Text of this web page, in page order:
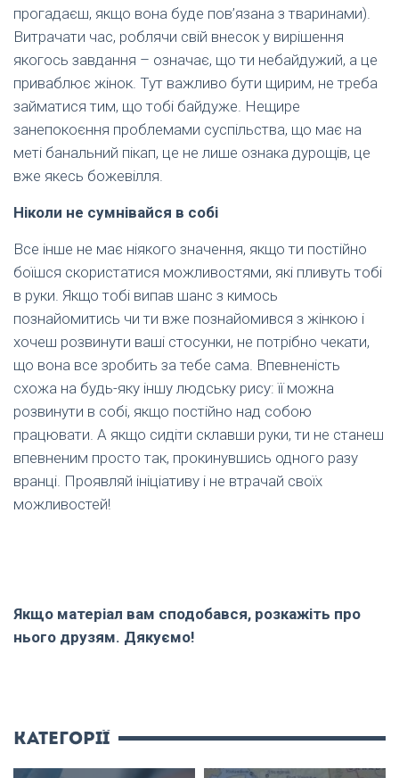
прогадаєш, якщо вона буде пов’язана з тваринами).
Витрачати час, роблячи свій внесок у вирішення
якогось завдання – означає, що ти небайдужий, а це
приваблює жінок. Тут важливо бути щирим, не треба
займатися тим, що тобі байдуже. Нещире
занепокоєння проблемами суспільства, що має на
меті банальний пікап, це не лише ознака дурощів, це
вже якесь божевілля.
Ніколи не сумнівайся в собі
Все інше не має ніякого значення, якщо ти постійно
боїшся скористатися можливостями, які пливуть тобі
в руки. Якщо тобі випав шанс з кимось
познайомитись чи ти вже познайомився з жінкою і
хочеш розвинути ваші стосунки, не потрібно чекати,
що вона все зробить за тебе сама. Впевненість
схожа на будь-яку іншу людську рису: її можна
розвинути в собі, якщо постійно над собою
працювати. А якщо сидіти склавши руки, ти не станеш
впевненим просто так, прокинувшись одного разу
вранці. Проявляй ініціативу і не втрачай своїх
можливостей!
Якщо матеріал вам сподобався, розкажіть про
нього друзям. Дякуємо!
категорії